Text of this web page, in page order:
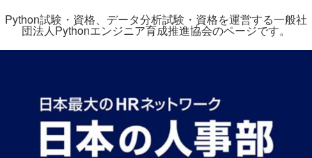
Python試験・資格、データ分析試験・資格を運営する一般社
団法人Pythonエンジニア育成推進協会のページです。